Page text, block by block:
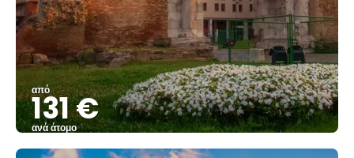
από
131 €
ανά άτομο
Βλέπω